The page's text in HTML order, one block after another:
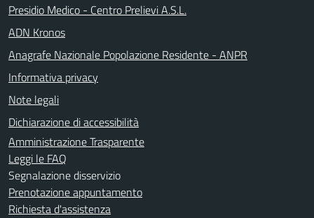
Presidio Medico - Centro Prelievi A.S.L.
ADN Kronos
Anagrafe Nazionale Popolazione Residente - ANPR
Informativa privacy
Note legali
Dichiarazione di accessibilità
Amministrazione Trasparente
Leggi le FAQ
Segnalazione disservizio
Prenotazione appuntamento
Richiesta d'assistenza